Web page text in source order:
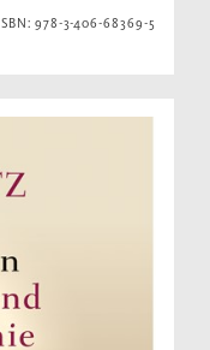
ISBN: 978-3-406-68369-5